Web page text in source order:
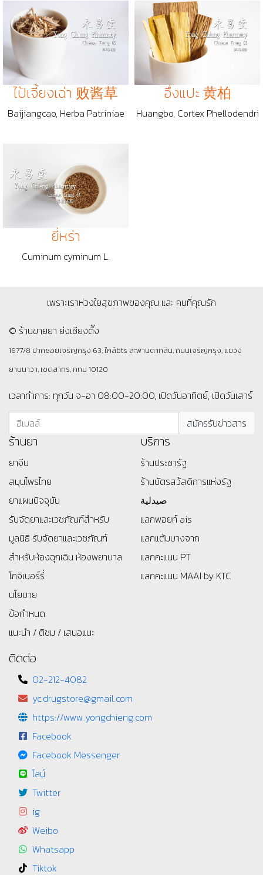
ไป้เจี้ยงเฉ่า 败酱草
Baijiangcao, Herba Patriniae
อึ่งแปะ 黄柏
Huangbo, Cortex Phellodendri
ยี่หร่า
Cuminum cyminum L.
เพราะเราห่วงใยสุขภาพของคุณ และ คนที่คุณรัก
© ร้านขายยา ย่งเชียงตึ๊ง
1677/8 ปากซอยเจริญกรุง 63, ใกล้bts สะพานตากสิน, ถนนเจริญกรุง, แขวง
ยานนาวา, เขตสาทร, กทม 10120
เวลาทำการ: ทุกวัน จ-อา 08:00-20:00, เปิดวันอาทิตย์, เปิดวันเสาร์
ร้านยา
ยาจีน
สมุนไพรไทย
ยาแผนปัจจุบัน
รับจัดยาและเวชภัณฑ์สำหรับ
มูลนิธิ รับจัดยาและเวชภัณฑ์
สำหรับห้องฉุกเฉิน ห้องพยาบาล
โกจิเบอร์รี่
นโยบาย
ข้อกำหนด
แนะนำ / ติชม / เสนอแนะ
บริการ
ร้านประชารัฐ
ร้านบัตรสว้สดิการแห่งรัฐ
صيدلية
แลกพอยท์ ais
แลกแต้มบางจาก
แลกคะแนน PT
แลกคะแนน MAAI by KTC
ติดต่อ
02-212-4082
yc.drugstore@gmail.com
https://www.yongchieng.com
Facebook
Facebook Messenger
ไลน์
Twitter
ig
Weibo
Whatsapp
Tiktok